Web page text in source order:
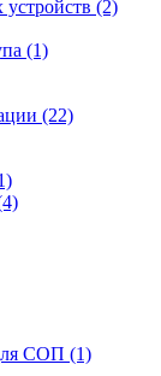
(2)
(1)
(22)
СОП (1)